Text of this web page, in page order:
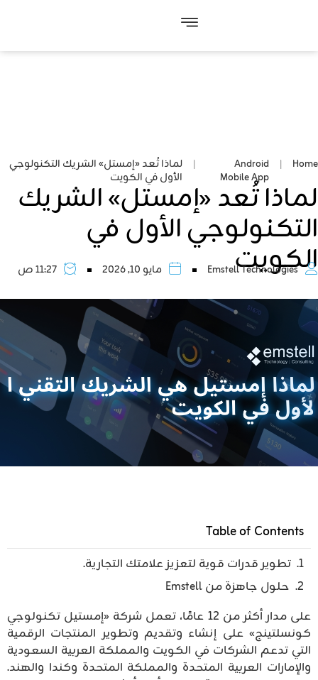
Home
|
Android
Mobile App
|
لماذا تُعد «إمستل» الشريك التكنولوجي
الأول في الكويت
لماذا تُعد «إمستل» الشريك
التكنولوجي الأول في
الكويت
Emstell Technologies مايو 10, 2026 11:27 ص
Table of Contents
تطوير قدرات قوية لتعزيز علامتك التجارية.
حلول جاهزة من Emstell
على مدار أكثر من 12 عامًا، تعمل شركة «إمستيل تكنولوجي
كونسلتينج» على إنشاء وتقديم وتطوير المنتجات الرقمية
التي تدعم الشركات في الكويت والمملكة العربية السعودية
والإمارات العربية المتحدة والمملكة المتحدة وكندا والهند.